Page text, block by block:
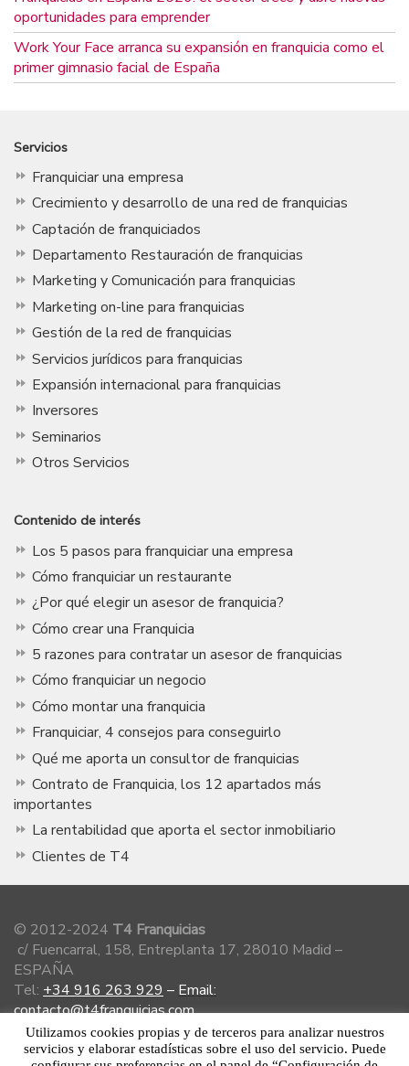
oportunidades para emprender
Work Your Face arranca su expansión en franquicia como el
primer gimnasio facial de España
Servicios
Franquiciar una empresa
Crecimiento y desarrollo de una red de franquicias
Captación de franquiciados
Departamento Restauración de franquicias
Marketing y Comunicación para franquicias
Marketing on-line para franquicias
Gestión de la red de franquicias
Servicios jurídicos para franquicias
Expansión internacional para franquicias
Inversores
Seminarios
Otros Servicios
Contenido de interés
Los 5 pasos para franquiciar una empresa
Cómo franquiciar un restaurante
¿Por qué elegir un asesor de franquicia?
Cómo crear una Franquicia
5 razones para contratar un asesor de franquicias
Cómo franquiciar un negocio
Cómo montar una franquicia
Franquiciar, 4 consejos para conseguirlo
Qué me aporta un consultor de franquicias
Contrato de Franquicia, los 12 apartados más
importantes
La rentabilidad que aporta el sector inmobiliario
Clientes de T4
© 2012-2024 T4 Franquicias
c/ Fuencarral, 158, Entreplanta 17, 28010 Madid –
ESPAÑA
Tel: +34 916 263 929 – Email:
contacto@t4franquicias.com
Utilizamos cookies propias y de terceros para analizar nuestros
servicios y elaborar estadísticas sobre el uso del servicio. Puede